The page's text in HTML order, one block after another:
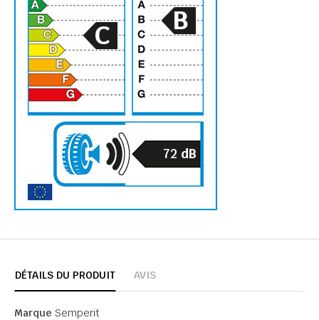
C B
72 dB
DÉTAILS DU PRODUIT AVIS
Marque Semperit